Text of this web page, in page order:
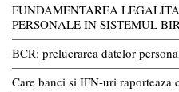
FUNDAMENTAREA
PERSONALE IN SISTEMUL
BCR: prelucrarea datelor
Care banci si IFN-uri